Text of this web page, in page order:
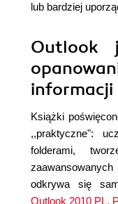
lub bardziej
Outlook
informacji
Książki
,,praktyczne":
folderami,
odkrywa się
Outlook 2010 PL.